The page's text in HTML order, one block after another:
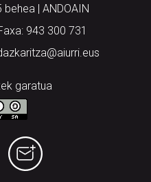
| ANDOAIN
943 300 731
garatua